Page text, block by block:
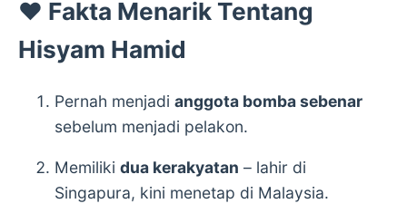
❤️ Fakta Menarik Tentang
Hisyam Hamid
Pernah menjadi anggota bomba sebenar
sebelum menjadi pelakon.
Memiliki dua kerakyatan – lahir di
Singapura, kini menetap di Malaysia.